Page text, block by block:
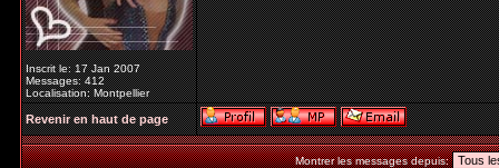
Inscrit le: 17 Jan 2007
Messages: 412
Localisation: Montpellier
Revenir en haut de page
Montrer les messages depuis: